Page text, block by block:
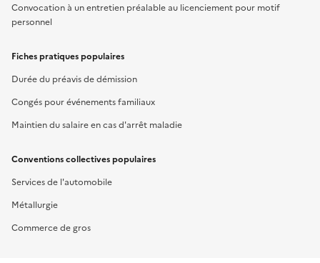
Convocation à un entretien préalable au licenciement pour motif
personnel
Fiches pratiques populaires
Durée du préavis de démission
Congés pour événements familiaux
Maintien du salaire en cas d'arrêt maladie
Conventions collectives populaires
Services de l'automobile
Métallurgie
Commerce de gros